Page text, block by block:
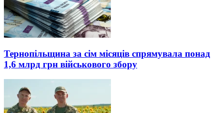
Тернопільщина за сім місяців спрямувала понад
1,6 млрд грн військового збору